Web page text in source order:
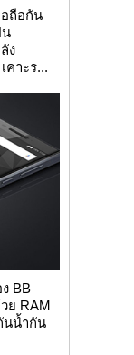
อถือกัน
ง
คาะร...
BB
ย RAM
นน้ำกัน